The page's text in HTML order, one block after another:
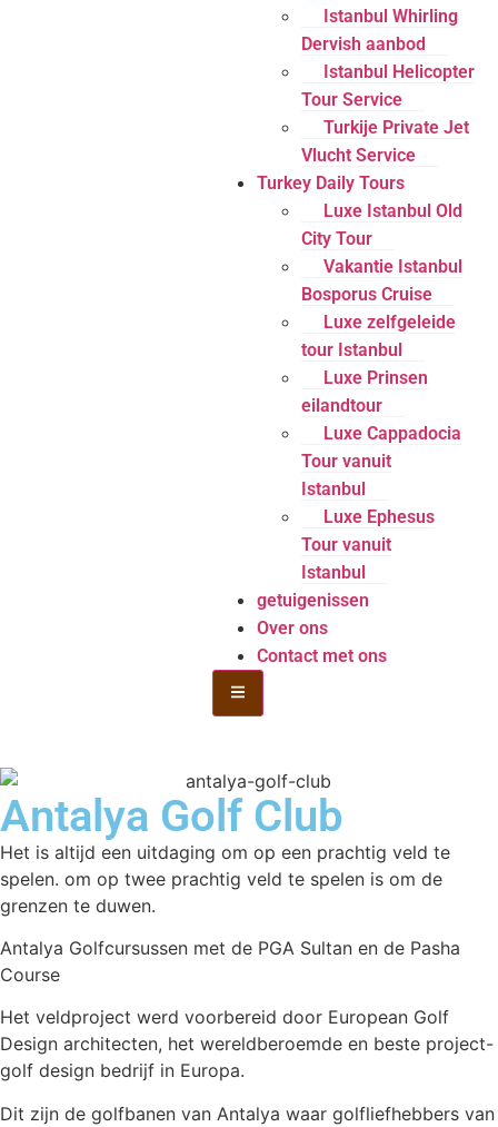
Istanbul Whirling
Dervish aanbod
Istanbul Helicopter
Tour Service
Turkije Private Jet
Vlucht Service
Turkey Daily Tours
Luxe Istanbul Old
City Tour
Vakantie Istanbul
Bosporus Cruise
Luxe zelfgeleide
tour Istanbul
Luxe Prinsen
eilandtour
Luxe Cappadocia
Tour vanuit
Istanbul
Luxe Ephesus
Tour vanuit
Istanbul
getuigenissen
Over ons
Contact met ons
Hamburger Toggle Menu
Antalya Golf Club
Het is altijd een uitdaging om op een prachtig veld te
spelen. om op twee prachtig veld te spelen is om de
grenzen te duwen.
Antalya Golfcursussen met de PGA Sultan en de Pasha
Course
Het veldproject werd voorbereid door European Golf
Design architecten, het wereldberoemde en beste project-
golf design bedrijf in Europa.
Dit zijn de golfbanen van Antalya waar golfliefhebbers van